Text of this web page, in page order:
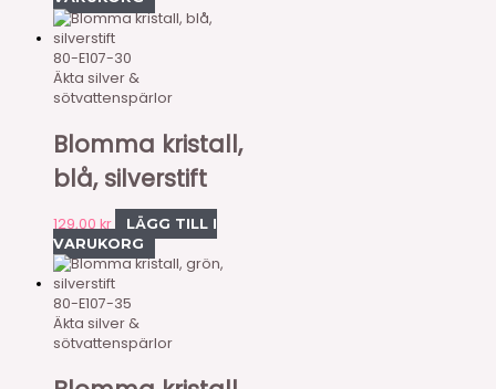
80-E107-30
Äkta silver &
sötvattenspärlor
Blomma kristall,
blå, silverstift
129,00 kr
LÄGG TILL I
VARUKORG
80-E107-35
Äkta silver &
sötvattenspärlor